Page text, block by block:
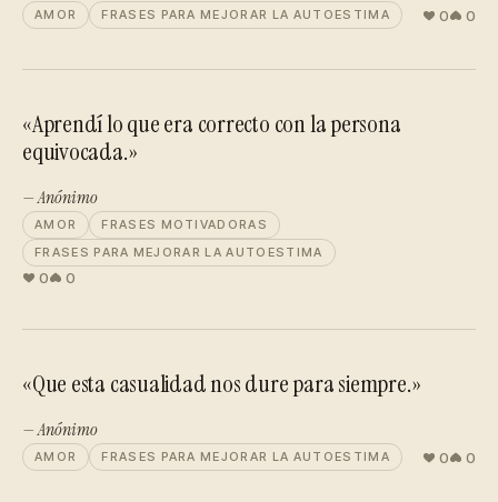
AMOR FRASES PARA MEJORAR LA AUTOESTIMA 0 0
«Aprendí lo que era correcto con la persona
equivocada.»
— Anónimo
AMOR
FRASES MOTIVADORAS
FRASES PARA MEJORAR LA AUTOESTIMA
0 0
«Que esta casualidad nos dure para siempre.»
— Anónimo
AMOR FRASES PARA MEJORAR LA AUTOESTIMA 0 0